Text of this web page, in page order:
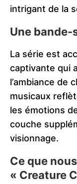
intrigant de la
Une bande-
La série est
captivante qui
l’ambiance de
musicaux
les émotions
couche
visionnage.
Ce que
« Creature